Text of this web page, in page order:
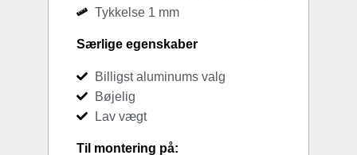
Tykkelse 1 mm
Særlige egenskaber
Billigst aluminums valg
Bøjelig
Lav vægt
Til montering på: